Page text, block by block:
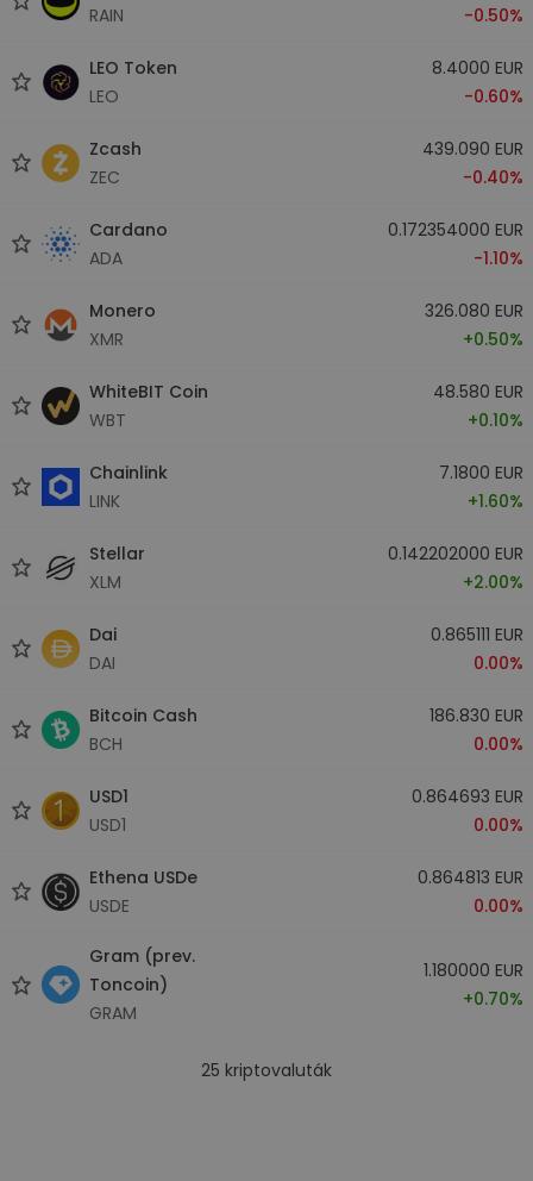
RAIN
-0.50%
LEO Token
LEO
8.4000 EUR
-0.60%
Zcash
ZEC
439.090 EUR
-0.40%
Cardano
ADA
0.172354000 EUR
-1.10%
Monero
XMR
326.080 EUR
+0.50%
WhiteBIT Coin
WBT
48.580 EUR
+0.10%
Chainlink
LINK
7.1800 EUR
+1.60%
Stellar
XLM
0.142202000 EUR
+2.00%
Dai
DAI
0.865111 EUR
0.00%
Bitcoin Cash
BCH
186.830 EUR
0.00%
USD1
USD1
0.864693 EUR
0.00%
Ethena USDe
USDE
0.864813 EUR
0.00%
Gram (prev.
Toncoin)
GRAM
1.180000 EUR
+0.70%
25 kriptovaluták